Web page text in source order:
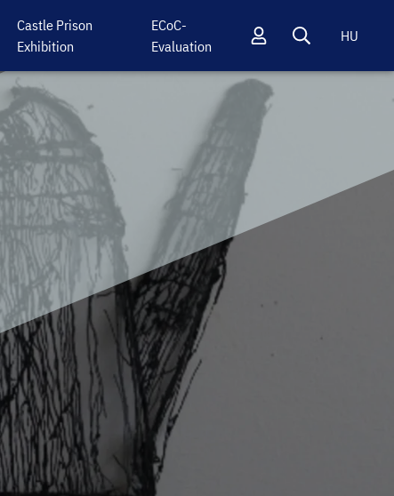
Castle Prison
Exhibition
ECoC-
Evaluation
HU